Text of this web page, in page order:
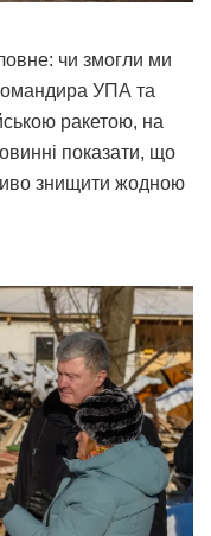
чи змогли ми
УПА та
ракетою, на
показати, що
знищити жодною